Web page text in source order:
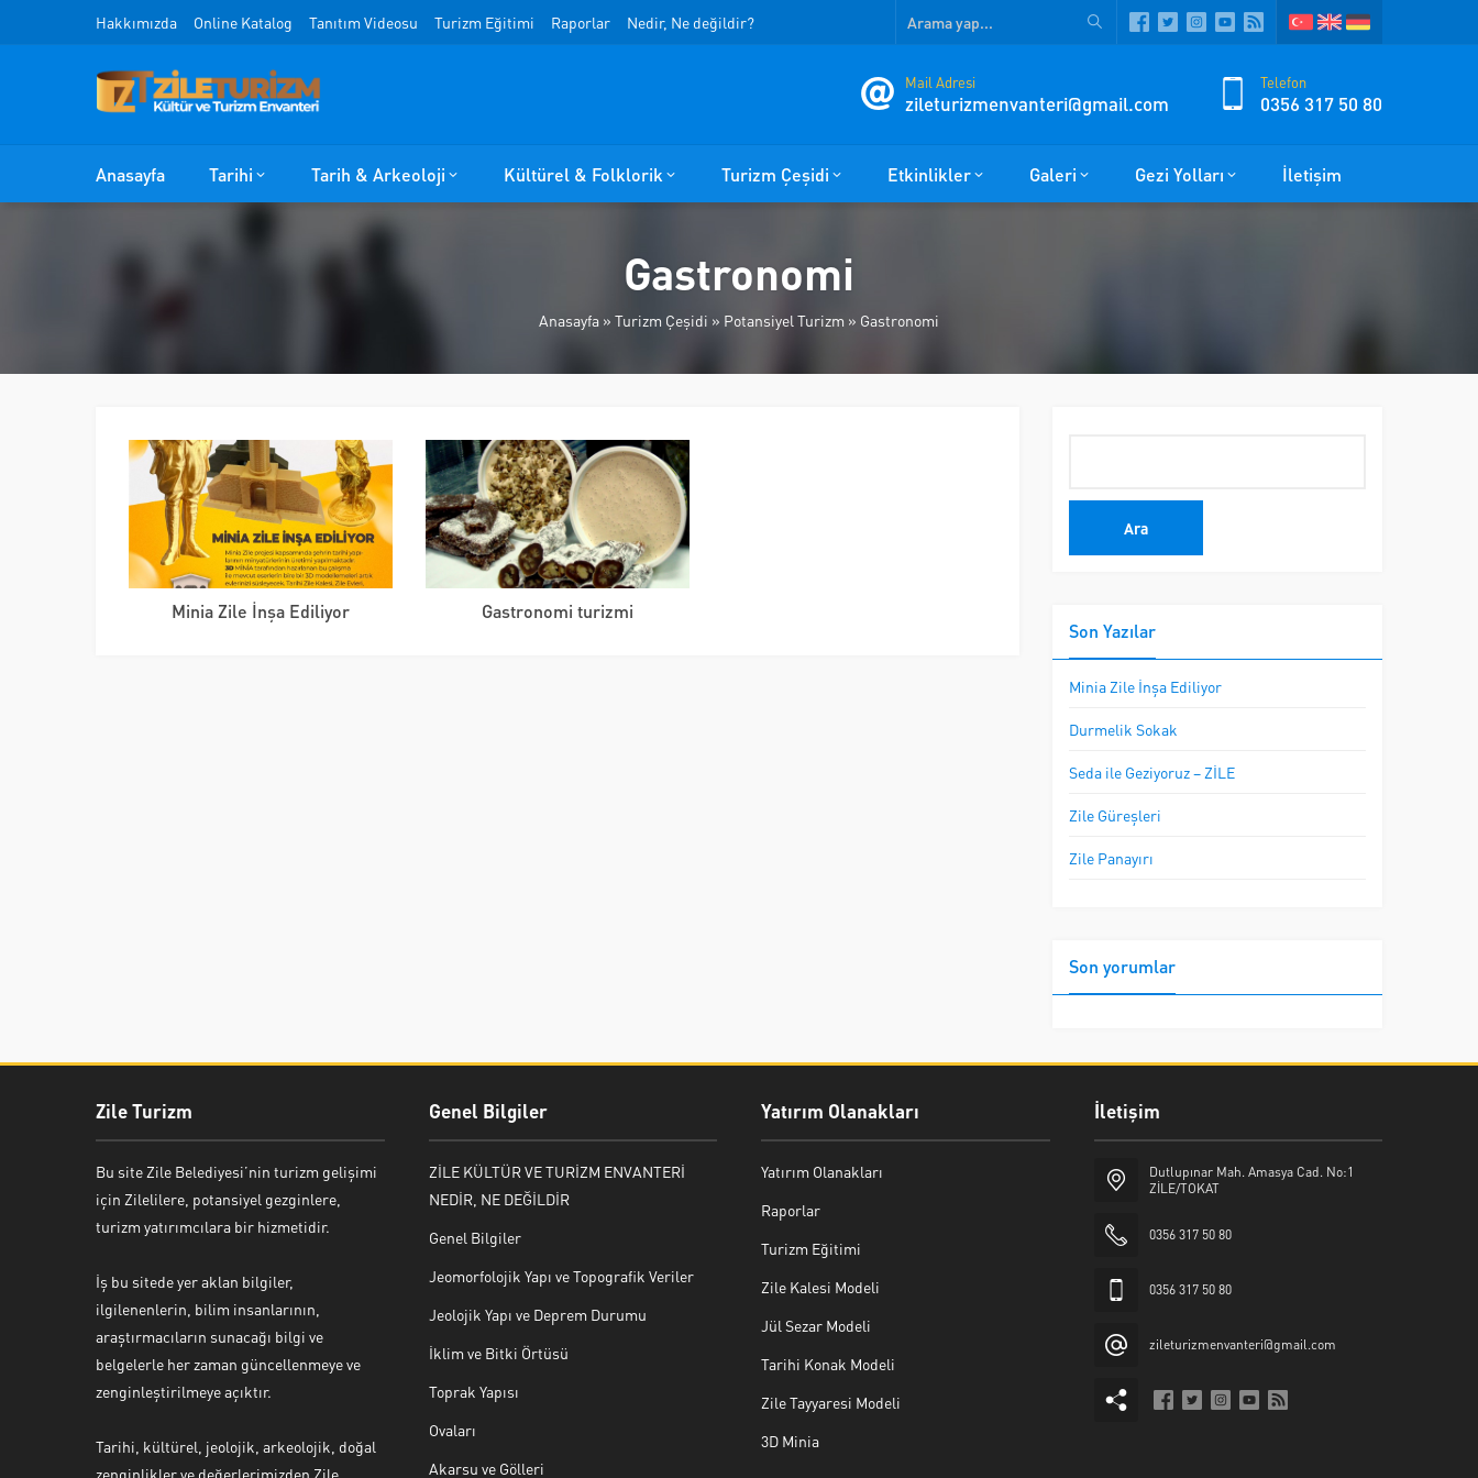
Hakkımızda Online Katalog Tanıtım Videosu Turizm Eğitimi Raporlar Nedir, Ne değildir?
Mail Adresi
zileturizmenvanteri@gmail.com
Telefon
0356 317 50 80
Anasayfa Tarihi Tarih & Arkeoloji Kültürel & Folklorik Turizm Çeşidi Etkinlikler Galeri Gezi Yolları İletişim
Gastronomi
Anasayfa » Turizm Çeşidi » Potansiyel Turizm » Gastronomi
Minia Zile İnşa Ediliyor Gastronomi turizmi
Son Yazılar
Minia Zile İnşa Ediliyor
Durmelik Sokak
Seda ile Geziyoruz – ZİLE
Zile Güreşleri
Zile Panayırı
Son yorumlar
Zile Turizm
Bu site Zile Belediyesi’nin turizm gelişimi
için Zilelilere, potansiyel gezginlere,
turizm yatırımcılara bir hizmetidir.
İş bu sitede yer aklan bilgiler,
ilgilenenlerin, bilim insanlarının,
araştırmacıların sunacağı bilgi ve
belgelerle her zaman güncellenmeye ve
zenginleştirilmeye açıktır.
Tarihi, kültürel, jeolojik, arkeolojik, doğal
zenginlikler ve değerlerimizden Zile
Genel Bilgiler
ZİLE KÜLTÜR VE TURİZM ENVANTERİ
NEDİR, NE DEĞİLDİR
Genel Bilgiler
Jeomorfolojik Yapı ve Topografik Veriler
Jeolojik Yapı ve Deprem Durumu
İklim ve Bitki Örtüsü
Toprak Yapısı
Ovaları
Akarsu ve Gölleri
Yatırım Olanakları
Yatırım Olanakları
Raporlar
Turizm Eğitimi
Zile Kalesi Modeli
Jül Sezar Modeli
Tarihi Konak Modeli
Zile Tayyaresi Modeli
3D Minia
İletişim
Dutlupınar Mah. Amasya Cad. No:1
ZİLE/TOKAT
0356 317 50 80
0356 317 50 80
zileturizmenvanteri@gmail.com